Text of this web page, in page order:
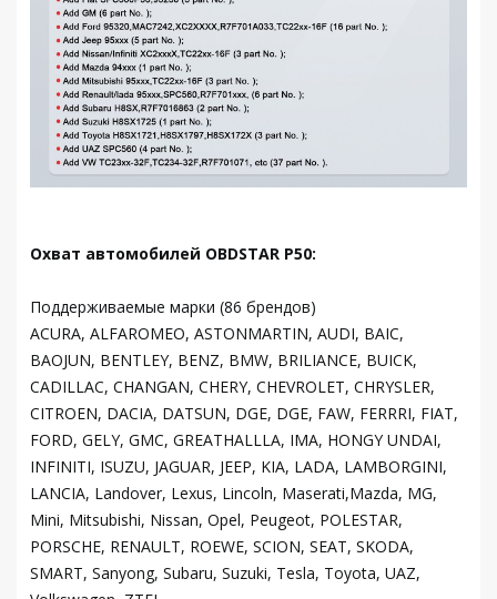
Охват автомобилей OBDSTAR P50:
Поддерживаемые марки (86 брендов)
ACURA, ALFAROMEO, ASTONMARTIN, AUDI, BAIC,
BAOJUN, BENTLEY, BENZ, BMW, BRILIANCE, BUICK,
CADILLAC, CHANGAN, CHERY, CHEVROLET, CHRYSLER,
CITROEN, DACIA, DATSUN, DGE, DGE, FAW, FERRRI, FIAT,
FORD, GELY, GMC, GREATHALLLA, IMA, HONGY UNDAI,
INFINITI, ISUZU, JAGUAR, JEEP, KIA, LADA, LAMBORGINI,
LANCIA, Landover, Lexus, Lincoln, Maserati,Mazda, MG,
Mini, Mitsubishi, Nissan, Opel, Peugeot, POLESTAR,
PORSCHE, RENAULT, ROEWE, SCION, SEAT, SKODA,
SMART, Sanyong, Subaru, Suzuki, Tesla, Toyota, UAZ,